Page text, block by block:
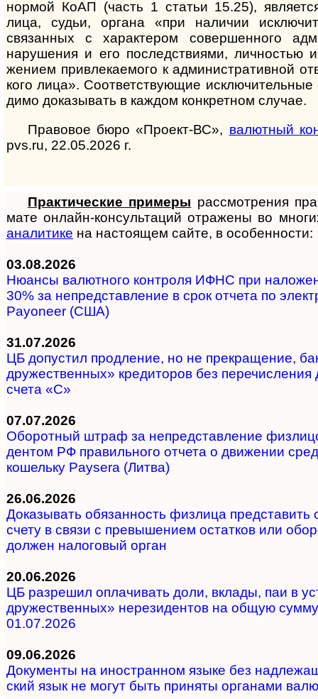
нор­мой КоАП (часть 1 ста­тьи 15.25),
лица, судьи, органа «при нали­чии
связан­ных с харак­тером совер­шенного
наруше­ния и его послед­ствиями,
жением привле­кае­мого к админи­стра­тивной
кого лица». Соответ­ствую­щие
димо доказы­вать в каж­дом конкрет­ном случае.
Правовое бюро «Проект-ВС», валютный
pvs.ru, 22.05.2026 г.
Практические примеры рас­смот­ре­ния
ма­те он­лайн-кон­суль­та­ций от­ра­же­ны во
ана­ли­ти­ке на на­с­то­я­щем сай­те, в осо­бен­ности:
03.08.2026
Нюансы валют­но­го кон­т­ро­ля ИФНС при
30% за не­пред­с­та­в­ле­ние в срок от­че­та по
Payoneer (США)
31.07.2026
ЦБ допустил продле­ние, но не пре­кра­ще­ние,
дру­же­ст­вен­ных» кре­ди­то­ров без
сче­та «С»
07.07.2026
Оборотный штраф за не­пред­став­ле­ние
ден­том РФ пра­ви­ль­но­го от­че­та о дви­же­нии
ко­ше­ль­ку Paysera (Литва)
26.06.2026
Доказывать обя­зан­ность физ­ли­ца пред­ста­вить
сче­ту в свя­зи с пре­вы­ше­ни­ем ос­тат­ков или
дол­жен на­ло­го­вый орган
20.06.2026
ЦБ разрешил опла­чи­вать до­ли, вкла­ды, паи в
дру­жест­вен­ных» не­ре­зи­ден­тов на об­щую
01.07.2026
09.06.2026
Документы на ино­ст­ран­ном язы­ке без
ский язык не мо­гут быть при­ня­ты ор­га­на­ми